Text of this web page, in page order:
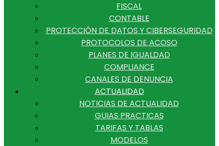
FISCAL
CONTABLE
PROTECCIÓN DE DATOS Y CIBERSEGURIDAD
PROTOCOLOS DE ACOSO
PLANES DE IGUALDAD
COMPLIANCE
CANALES DE DENUNCIA
ACTUALIDAD
NOTICIAS DE ACTUALIDAD
GUIAS PRACTICAS
TARIFAS Y TABLAS
MODELOS